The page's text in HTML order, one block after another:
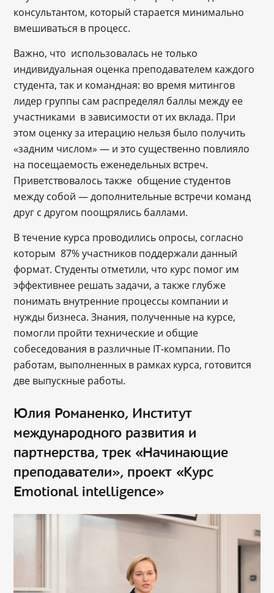
консультантом, который старается минимально
вмешиваться в процесс.
Важно, что использовалась не только
индивидуальная оценка преподавателем каждого
студента, так и командная: во время митингов
лидер группы сам распределял баллы между ее
участниками в зависимости от их вклада. При
этом оценку за итерацию нельзя было получить
«задним числом» — и это существенно повлияло
на посещаемость еженедельных встреч.
Приветствовалось также общение студентов
между собой — дополнительные встречи команд
друг с другом поощрялись баллами.
В течение курса проводились опросы, согласно
которым 87% участников поддержали данный
формат. Студенты отметили, что курс помог им
эффективнее решать задачи, а также глубже
понимать внутренние процессы компании и
нужды бизнеса. Знания, полученные на курсе,
помогли пройти технические и общие
собеседования в различные IT-компании. По
работам, выполненных в рамках курса, готовится
две выпускные работы.
Юлия Романенко, Институт
международного развития и
партнерства, трек «Начинающие
преподаватели», проект «Курс
Emotional intelligence»